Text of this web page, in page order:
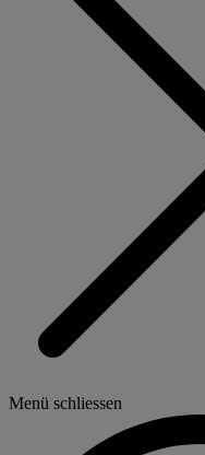
Menü schliessen